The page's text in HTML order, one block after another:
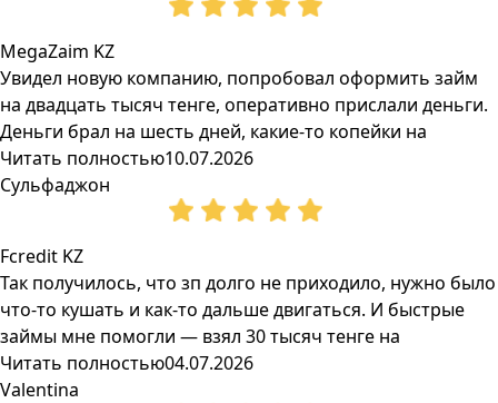
MegaZaim KZ
Увидел новую компанию, попробовал оформить займ
на двадцать тысяч тенге, оперативно прислали деньги.
Деньги брал на шесть дней, какие-то копейки на
Читать полностью10.07.2026
Сульфаджон
Fcredit KZ
Так получилось, что зп долго не приходило, нужно было
что-то кушать и как-то дальше двигаться. И быстрые
займы мне помогли — взял 30 тысяч тенге на
Читать полностью04.07.2026
Valentina